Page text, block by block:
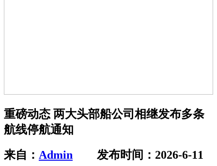
重磅动态 两大头部船公司相继发布多条
航线停航通知
来自： Admin 发布时间：2026-6-11